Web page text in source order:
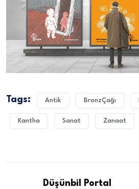
Tags: Antik BronzÇağı
Kantha Sanat Zanaat
Düşünbil Portal